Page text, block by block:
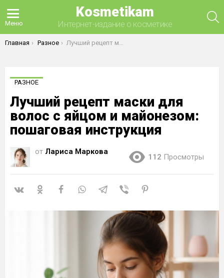
Меню
Kosmetikam
Интернет-издание о косметике
Вы здесь:
Главная Разное Лучший рецепт маски для волос с яйцом и майонезом: пошаговая инструкция
РАЗНОЕ
Лучший рецепт маски для
волос с яйцом и майонезом:
пошаговая инструкция
от Лариса Маркова
112 Просмотры